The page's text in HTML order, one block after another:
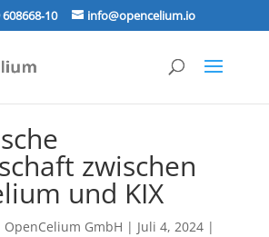
info@opencelium.io
zwischen
und KIX
GmbH | Juli 4, 2024|